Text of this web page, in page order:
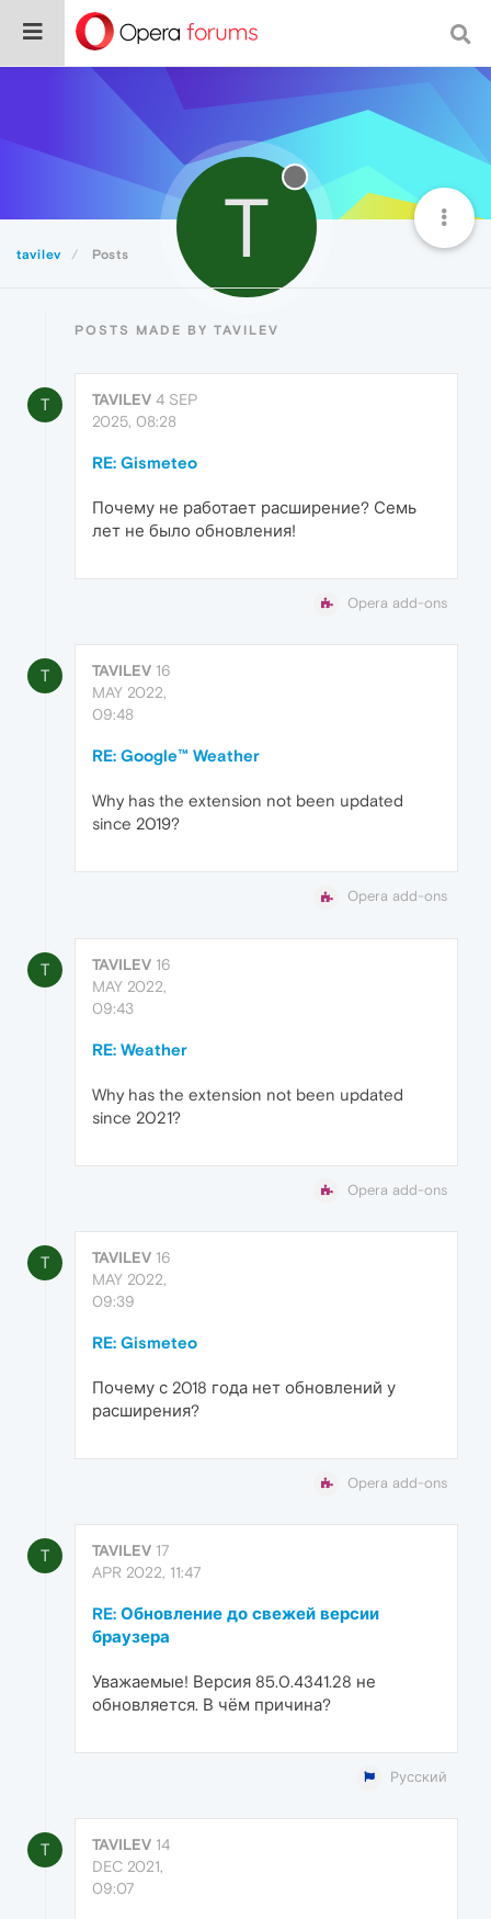
tavilev Posts T
POSTS MADE BY TAVILEV
T TAVILEV 4 SEP
2025, 08:28
RE: Gismeteo
Почему не работает расширение? Семь
лет не было обновления!
Opera add-ons
T TAVILEV 16
MAY 2022,
09:48
RE: Google™ Weather
Why has the extension not been updated
since 2019?
Opera add-ons
T TAVILEV 16
MAY 2022,
09:43
RE: Weather
Why has the extension not been updated
since 2021?
Opera add-ons
T TAVILEV 16
MAY 2022,
09:39
RE: Gismeteo
Почему с 2018 года нет обновлений у
расширения?
Opera add-ons
T TAVILEV 17
APR 2022, 11:47
RE: Обновление до свежей версии
браузера
Уважаемые! Версия 85.0.4341.28 не
обновляется. В чём причина?
Русский
T TAVILEV 14
DEC 2021,
09:07